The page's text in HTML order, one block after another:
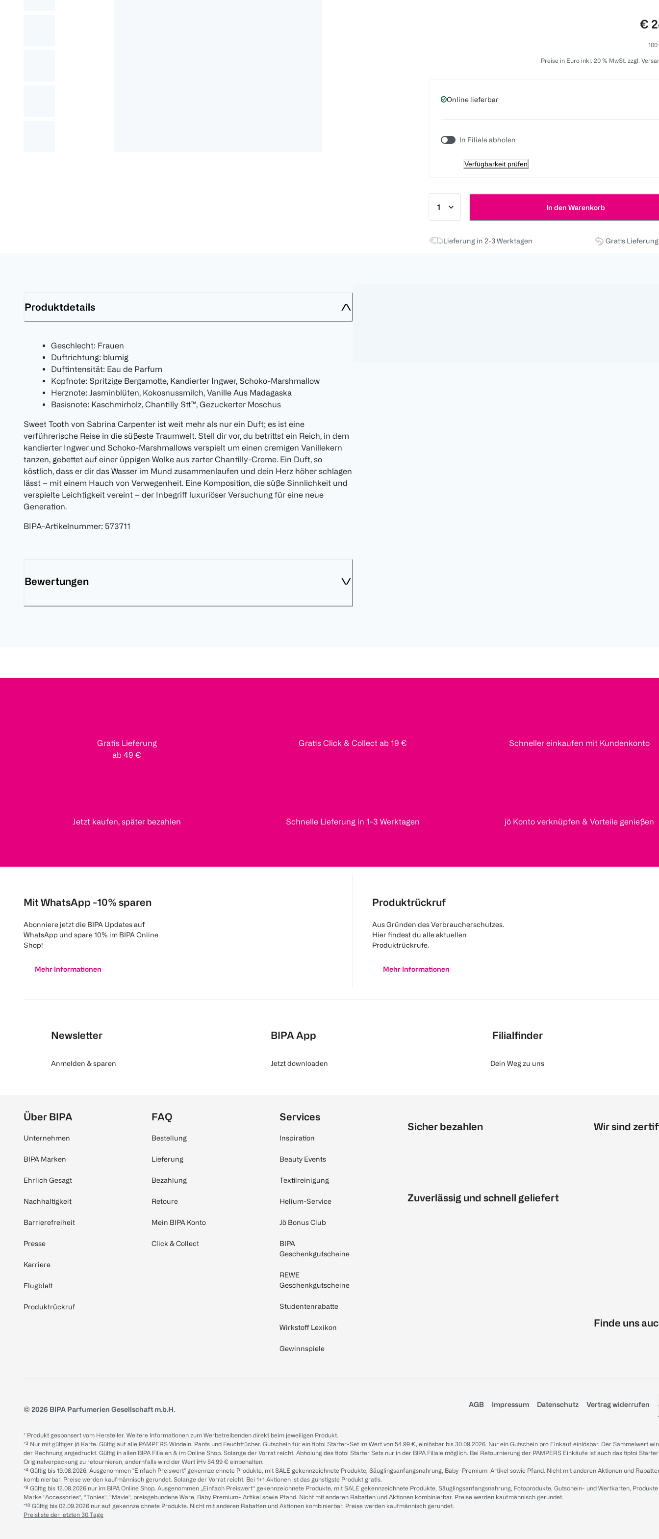
€
Preise in Euro inkl. 20 % MwSt. zzgl.
Online lieferbar
In Filiale abholen
Verfügbarkeit prüfen
In den Warenkorb
Lieferung in 2-3 Werktagen Gratis
Produktdetails
Geschlecht: Frauen
Duftrichtung: blumig
Duftintensität: Eau de Parfum
Kopfnote: Spritzige Bergamotte, Kandierter Ingwer, Schoko-Marshmallow
Herznote: Jasminblüten, Kokosnussmilch, Vanille Aus Madagaska
Basisnote: Kaschmirholz, Chantilly Stt™, Gezuckerter Moschus
Sweet Tooth von Sabrina Carpenter ist weit mehr als nur ein Duft; es ist eine
verführerische Reise in die süßeste Traumwelt. Stell dir vor, du betrittst ein Reich, in dem
kandierter Ingwer und Schoko-Marshmallows verspielt um einen cremigen Vanillekern
tanzen, gebettet auf einer üppigen Wolke aus zarter Chantilly-Creme. Ein Duft, so
köstlich, dass er dir das Wasser im Mund zusammenlaufen und dein Herz höher schlagen
lässt – mit einem Hauch von Verwegenheit. Eine Komposition, die süße Sinnlichkeit und
verspielte Leichtigkeit vereint – der Inbegriff luxuriöser Versuchung für eine neue
Generation.
BIPA-Artikelnummer: 573711
Bewertungen
Gratis Lieferung
ab 49 €
Gratis Click & Collect ab 19 € Schneller einkaufen mit Kundenkonto
Jetzt kaufen, später bezahlen Schnelle Lieferung in 1-3 Werktagen jö Konto verknüpfen & Vorteile genießen
Mit WhatsApp -10% sparen
Abonniere jetzt die BIPA Updates auf
WhatsApp und spare 10% im BIPA Online
Shop!
Mehr Informationen
Produktrückruf
Aus Gründen des Verbraucherschutzes.
Hier findest du alle aktuellen
Produktrückrufe.
Mehr Informationen
Newsletter
Anmelden & sparen
BIPA App
Jetzt downloaden
Filialfinder
Dein Weg zu uns
Über BIPA
Unternehmen
BIPA Marken
Ehrlich Gesagt
Nachhaltigkeit
Barrierefreiheit
Presse
Karriere
Flugblatt
Produktrückruf
FAQ
Bestellung
Lieferung
Bezahlung
Retoure
Mein BIPA Konto
Click & Collect
Services
Inspiration
Beauty Events
Textilreinigung
Helium-Service
Jö Bonus Club
BIPA
Geschenkgutscheine
REWE
Geschenkgutscheine
Studentenrabatte
Wirkstoff Lexikon
Gewinnspiele
Sicher bezahlen
Zuverlässig und schnell geliefert
Wir sind
Finde uns
© 2026 BIPA Parfumerien Gesellschaft m.b.H.
AGB Impressum Datenschutz Vertrag widerrufen
* Produkt gesponsert vom Hersteller. Weitere Informationen zum Werbetreibenden direkt beim jeweiligen Produkt.
*³ Nur mit gültiger jö Karte. Gültig auf alle PAMPERS Windeln, Pants und Feuchttücher. Gutschein für ein tiptoi Starter-Set im Wert von 54.99 €, einlösbar bis 30.09.2026. Nur ein Gutschein pro Einkauf einlösbar. Der Sammelwert
der Rechnung angedruckt. Gültig in allen BIPA Filialen & im Online Shop. Solange der Vorrat reicht. Abholung des tiptoi Starter Sets nur in der BIPA Filiale möglich. Bei Retournierung der PAMPERS Einkäufe ist auch das tiptoi
Originalverpackung zu retournieren, andernfalls wird der Wert iHv 54.99 € einbehalten.
*⁴ Gültig bis 19.08.2026. Ausgenommen "Einfach Preiswert" gekennzeichnete Produkte, mit SALE gekennzeichnete Produkte, Säuglingsanfangsnahrung, Baby-Premium-Artikel sowie Pfand. Nicht mit anderen Aktionen und
kombinierbar. Preise werden kaufmännisch gerundet. Solange der Vorrat reicht. Bei 1+1 Aktionen ist das günstigste Produkt gratis.
*⁸ Gültig bis 12.08.2026 nur im BIPA Online Shop. Ausgenommen „Einfach Preiswert“ gekennzeichnete Produkte, mit SALE gekennzeichnete Produkte, Säuglingsanfangsnahrung, Fotoprodukte, Gutschein- und Wertkarten,
Marke “Accessories“, “Tonies“, “Mavie“, preisgebundene Ware, Baby Premium- Artikel sowie Pfand. Nicht mit anderen Rabatten und Aktionen kombinierbar. Preise werden kaufmännisch gerundet.
*¹⁰ Gültig bis 02.09.2026 nur auf gekennzeichnete Produkte. Nicht mit anderen Rabatten und Aktionen kombinierbar. Preise werden kaufmännisch gerundet.
Preisliste der letzten 30 Tage